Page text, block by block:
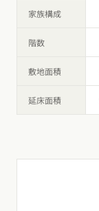
家族構成
階数
敷地面積
延床面積